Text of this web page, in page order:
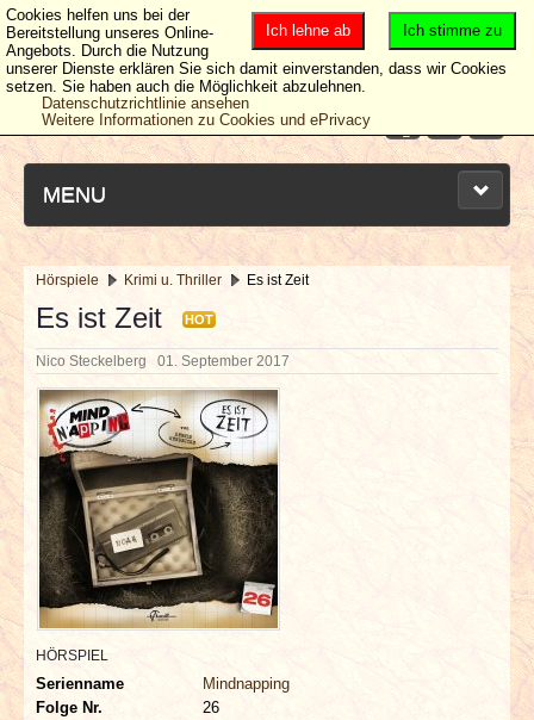
MENU
NEUESTE ARTIKEL
NEWS & DATES
BERICHTE
VERLOSUNGEN
INTERVIEWS
SPECIALS
REDAKTION
Hörspiele Krimi u. Thriller Es ist Zeit
Es ist Zeit HOT
Nico Steckelberg 01. September 2017
HÖRSPIEL
Serienname
Mindnapping
Folge Nr.
26
Ich stimme zu
Ich lehne ab
Cookies helfen uns bei der
Bereitstellung unseres Online-
Angebots. Durch die Nutzung
unserer Dienste erklären Sie sich damit einverstanden, dass wir Cookies
setzen. Sie haben auch die Möglichkeit abzulehnen.
Datenschutzrichtlinie ansehen
Weitere Informationen zu Cookies und ePrivacy